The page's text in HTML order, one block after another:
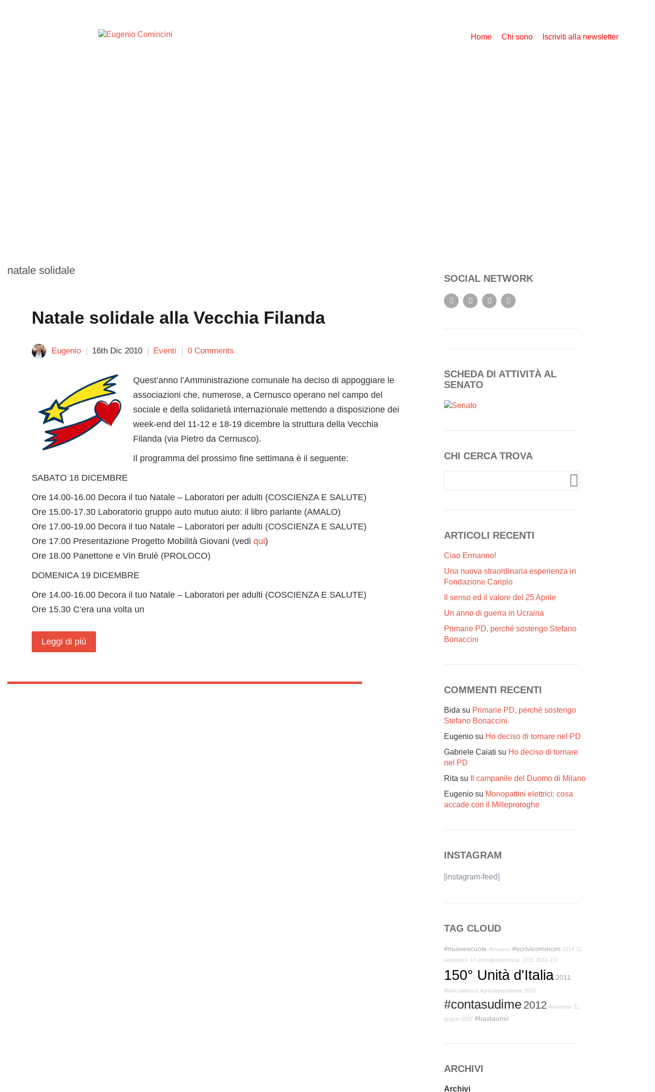
Home Chi sono Iscriviti alla newsletter
natale solidale
Natale solidale alla Vecchia Filanda
Eugenio 16th Dic 2010 Eventi 0 Comments
Quest’anno l’Amministrazione comunale ha deciso di appoggiare le
associazioni che, numerose, a Cernusco operano nel campo del
sociale e della solidarietà internazionale mettendo a disposizione dei
week-end del 11-12 e 18-19 dicembre la struttura della Vecchia
Filanda (via Pietro da Cernusco).
Il programma del prossimo fine settimana è il seguente:
SABATO 18 DICEMBRE
Ore 14.00-16.00 Decora il tuo Natale – Laboratori per adulti (COSCIENZA E SALUTE)
Ore 15.00-17.30 Laboratorio gruppo auto mutuo aiuto: il libro parlante (AMALO)
Ore 17.00-19.00 Decora il tuo Natale – Laboratori per adulti (COSCIENZA E SALUTE)
Ore 17.00 Presentazione Progetto Mobilità Giovani (vedi qui)
Ore 18.00 Panettone e Vin Brulè (PROLOCO)
DOMENICA 19 DICEMBRE
Ore 14.00-16.00 Decora il tuo Natale – Laboratori per adulti (COSCIENZA E SALUTE)
Ore 15.30 C’era una volta un
Leggi di più
SOCIAL NETWORK
SCHEDA DI ATTIVITÀ AL
SENATO
CHI CERCA TROVA
ARTICOLI RECENTI
Ciao Ermanno!
Una nuova straordinaria esperienza in
Fondazione Cariplo
Il senso ed il valore del 25 Aprile
Un anno di guerra in Ucraina
Primarie PD, perché sostengo Stefano
Bonaccini
COMMENTI RECENTI
Bida su Primarie PD, perché sostengo
Stefano Bonaccini
Eugenio su Ho deciso di tornare nel PD
Gabriele Caiati su Ho deciso di tornare
nel PD
Rita su
Il campanile del Duomo di Milano
Eugenio su Monopattini elettrici: cosa
accade con il Milleproroghe
INSTAGRAM
[instagram-feed]
TAG CLOUD
#nuovescuole #iovotosì #scrivicomincini 2014 11
settembre 10 anni #iostoconzac 2015 2016 2.0
150° Unità d'Italia 2011
#fiancoafianco #graziepresidente 2007
#contasudime 2012 #iovotono 11
giugno 2007 #bastaunsì
ARCHIVI
Archivi